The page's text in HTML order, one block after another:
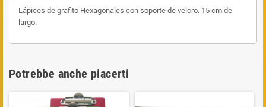
Lápices de grafito Hexagonales con soporte de velcro. 15 cm de
largo.
Potrebbe anche piacerti